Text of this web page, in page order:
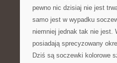
pewno nic dzisiaj nie jest
samo jest w wypadku
niemniej jednak tak nie jest.
posiadają sprecyzowany
Dziś są soczewki kolorowe